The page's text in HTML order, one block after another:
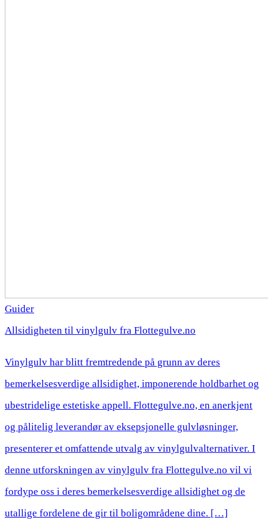
Guider
Allsidigheten til vinylgulv fra Flottegulve.no
Vinylgulv har blitt fremtredende på grunn av deres
bemerkelsesverdige allsidighet, imponerende holdbarhet og
ubestridelige estetiske appell. Flottegulve.no, en anerkjent
og pålitelig leverandør av eksepsjonelle gulvløsninger,
presenterer et omfattende utvalg av vinylgulvalternativer. I
denne utforskningen av vinylgulv fra Flottegulve.no vil vi
fordype oss i deres bemerkelsesverdige allsidighet og de
utallige fordelene de gir til boligområdene dine. […]